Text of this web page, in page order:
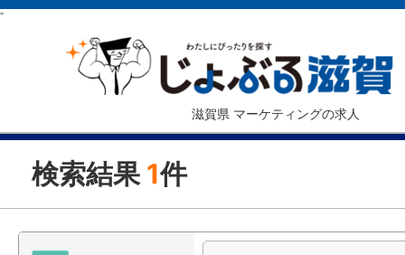
"
滋賀県 マーケティングの求人
検索結果 1件